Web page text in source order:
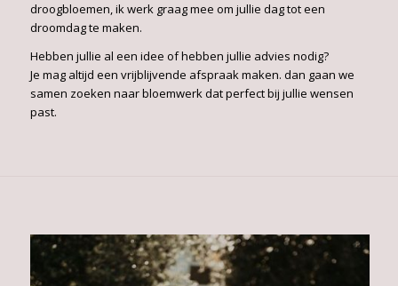
droogbloemen, ik werk graag mee om jullie dag tot een
droomdag te maken.
Hebben jullie al een idee of hebben jullie advies nodig?
Je mag altijd een vrijblijvende afspraak maken. dan gaan we
samen zoeken naar bloemwerk dat perfect bij jullie wensen
past.